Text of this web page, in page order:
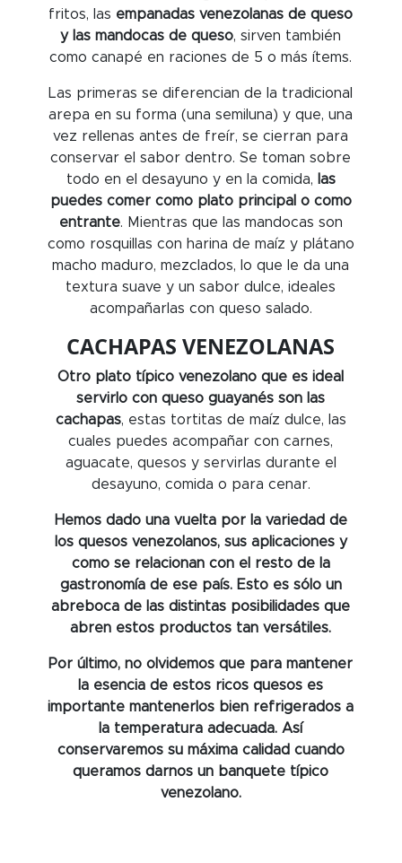
fritos, las empanadas venezolanas de queso
y las mandocas de queso, sirven también
como canapé en raciones de 5 o más ítems.
Las primeras se diferencian de la tradicional
arepa en su forma (una semiluna) y que, una
vez rellenas antes de freír, se cierran para
conservar el sabor dentro. Se toman sobre
todo en el desayuno y en la comida, las
puedes comer como plato principal o como
entrante. Mientras que las mandocas son
como rosquillas con harina de maíz y plátano
macho maduro, mezclados, lo que le da una
textura suave y un sabor dulce, ideales
acompañarlas con queso salado.
CACHAPAS VENEZOLANAS
Otro plato típico venezolano que es ideal
servirlo con queso guayanés son las
cachapas, estas tortitas de maíz dulce, las
cuales puedes acompañar con carnes,
aguacate, quesos y servirlas durante el
desayuno, comida o para cenar.
Hemos dado una vuelta por la variedad de
los quesos venezolanos, sus aplicaciones y
como se relacionan con el resto de la
gastronomía de ese país. Esto es sólo un
abreboca de las distintas posibilidades que
abren estos productos tan versátiles.
Por último, no olvidemos que para mantener
la esencia de estos ricos quesos es
importante mantenerlos bien refrigerados a
la temperatura adecuada. Así
conservaremos su máxima calidad cuando
queramos darnos un banquete típico
venezolano.